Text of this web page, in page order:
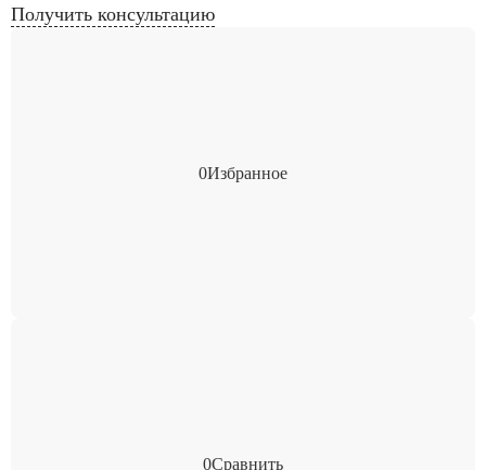
Получить консультацию
0Избранное
0Сравнить